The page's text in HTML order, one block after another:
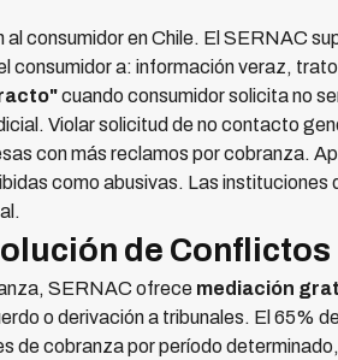
consumidor en Chile. El SERNAC
a: información veraz,
cuando consumidor solicita no
Violar solicitud de no contacto
con más reclamos por cobranza.
como abusivas. Las instituciones
de Conflictos
SERNAC ofrece mediación
o derivación a tribunales. El 65%
de cobranza por período